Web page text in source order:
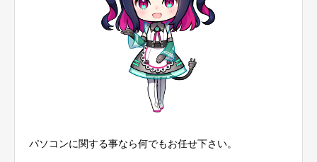
パソコンに関する事なら何でもお任せ下さい。